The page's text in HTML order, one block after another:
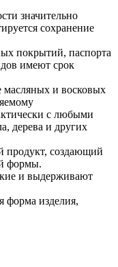
значительно
сохранение
покрытий, паспорта
имеют срок
масляных и восковых
с любыми
дерева и других
продукт, создающий
формы.
и выдерживают
форма изделия,